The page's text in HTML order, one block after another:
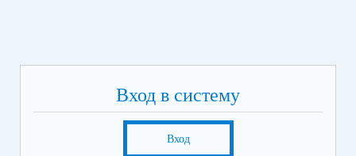
Вход в систему
Вход